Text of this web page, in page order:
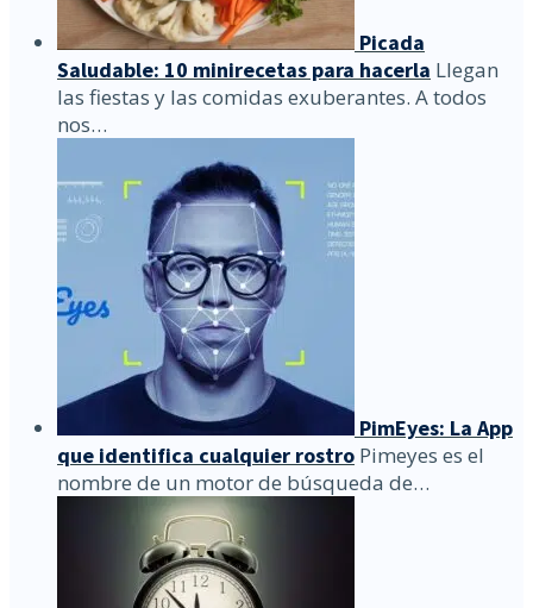
Picada
Saludable: 10 minirecetas para hacerla Llegan
las fiestas y las comidas exuberantes. A todos
nos…
PimEyes: La App
que identifica cualquier rostro Pimeyes es el
nombre de un motor de búsqueda de…